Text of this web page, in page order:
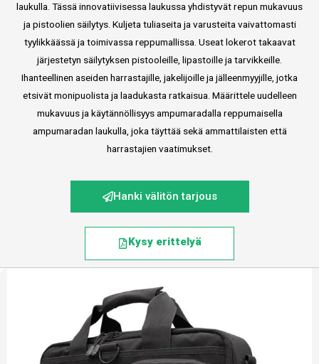
laukulla. Tässä innovatiivisessa laukussa yhdistyvät repun mukavuus
ja pistoolien säilytys. Kuljeta tuliaseita ja varusteita vaivattomasti
tyylikkäässä ja toimivassa reppumallissa. Useat lokerot takaavat
järjestetyn säilytyksen pistooleille, lipastoille ja tarvikkeille.
Ihanteellinen aseiden harrastajille, jakelijoille ja jälleenmyyjille, jotka
etsivät monipuolista ja laadukasta ratkaisua. Määrittele uudelleen
mukavuus ja käytännöllisyys ampumaradalla reppumaisella
ampumaradan laukulla, joka täyttää sekä ammattilaisten että
harrastajien vaatimukset.
Hanki välitön tarjous
Kysy erittelyä